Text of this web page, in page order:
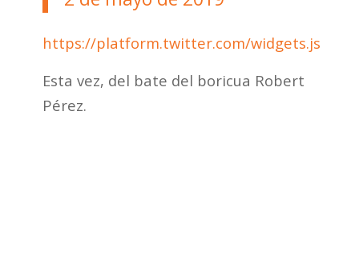
https://platform.twitter.com/widgets.js
Esta vez, del bate del boricua Robert
Pérez.